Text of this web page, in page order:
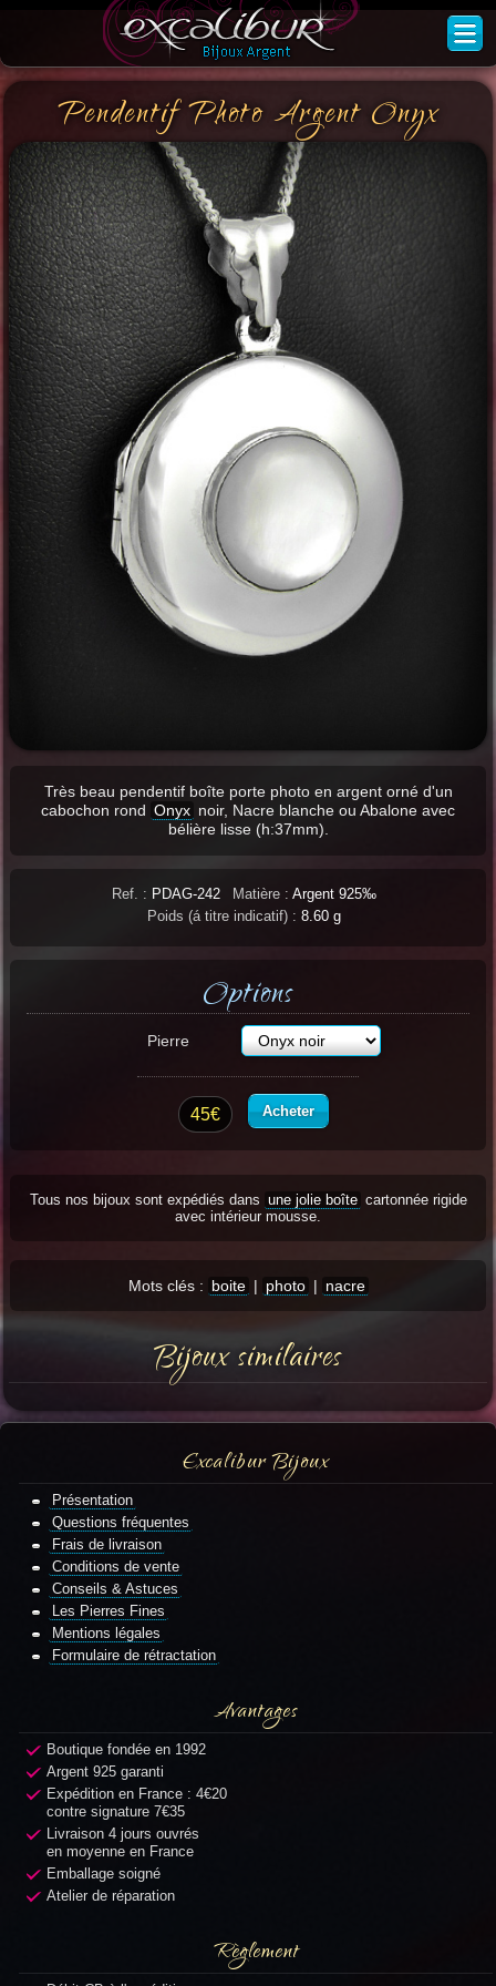
Pendentif Photo Argent Onyx
Très beau pendentif boîte porte photo en argent orné d'un
cabochon rond Onyx noir, Nacre blanche ou Abalone avec
bélière lisse (h:37mm).
Ref. : PDAG-242 Matière : Argent 925‰
Poids (á titre indicatif) : 8.60 g
Options
Pierre
45€ Acheter
Tous nos bijoux sont expédiés dans une jolie boîte cartonnée rigide
avec intérieur mousse.
Mots clés : boite | photo | nacre
Bijoux similaires
Excalibur Bijoux
Présentation
Questions fréquentes
Frais de livraison
Conditions de vente
Conseils & Astuces
Les Pierres Fines
Mentions légales
Formulaire de rétractation
Avantages
Boutique fondée en 1992
Argent 925 garanti
Expédition en France : 4€20
contre signature 7€35
Livraison 4 jours ouvrés
en moyenne en France
Emballage soigné
Atelier de réparation
Règlement